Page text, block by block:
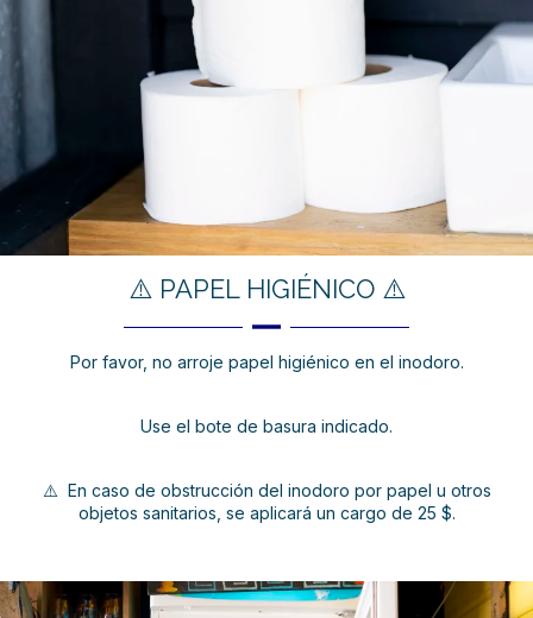
⚠️ PAPEL HIGIÉNICO ⚠️
Por favor, no arroje papel higiénico en el inodoro.
Use el bote de basura indicado.
⚠️ En caso de obstrucción del inodoro por papel u otros
objetos sanitarios, se aplicará un cargo de 25 $.